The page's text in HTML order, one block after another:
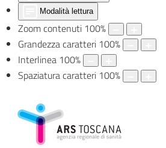
Modalità lettura
Zoom contenuti 100%
Grandezza caratteri 100%
Interlinea 100%
Spaziatura caratteri 100%